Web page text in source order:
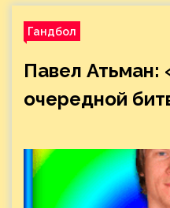
Гандбол
Павел Атьман:
очередной